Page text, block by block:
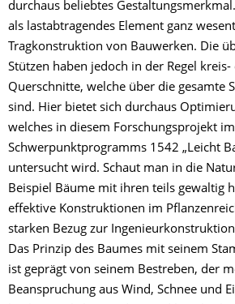
durchaus beliebtes
als lastabtragendes Element ganz
Tragkonstruktion von Bauwerken. Die
Stützen haben jedoch in der Regel
Querschnitte, welche über die gesamte
sind. Hier bietet sich durchaus
welches in diesem Forschungsprojekt
Schwerpunktprogramms 1542 „Leicht
untersucht wird. Schaut man in die
Beispiel Bäume mit ihren teils gewaltig
effektive Konstruktionen im
starken Bezug zur
Das Prinzip des Baumes mit seinem
ist geprägt von seinem Bestreben, der
Beanspruchung aus Wind, Schnee und